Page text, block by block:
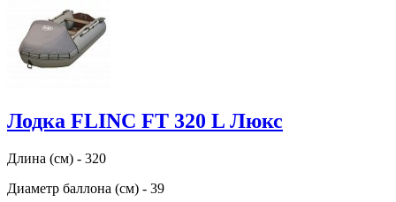
Лодка FLINC FT 320 L Люкс
Длина (см) - 320
Диаметр баллона (см) - 39